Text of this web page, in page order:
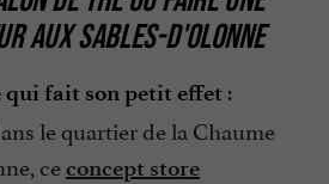
AUX SABLES-D'OLONNE
qui fait son petit effet :
le quartier de la Chaume
ceconcept store